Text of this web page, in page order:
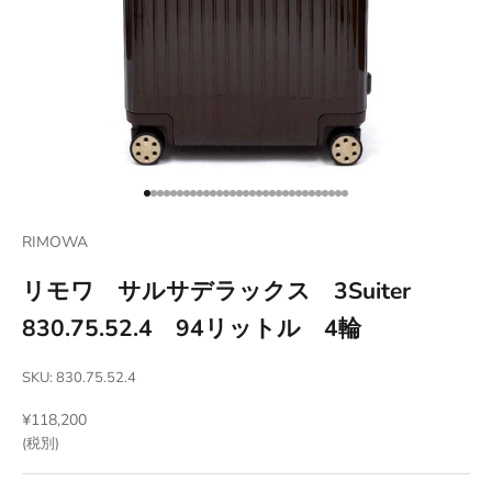
項目に移動する 1
項目に移動する 2
項目に移動する 3
項目に移動する 4
項目に移動する 5
項目に移動する 6
項目に移動する 7
項目に移動する 8
項目に移動する 9
項目に移動する 10
項目に移動する 11
項目に移動する 12
項目に移動する 13
項目に移動する 14
項目に移動する 15
項目に移動する 16
項目に移動する 17
項目に移動する 18
項目に移動する 19
項目に移動する 20
項目に移動する 21
項目に移動する 22
項目に移動する 23
項目に移動する 24
項目に移動する 25
項目に移動する 26
項目に移動する 27
項目に移動する 28
項目に移動する 29
項目に移動する 30
項目に移動する 31
RIMOWA
リモワ サルサデラックス 3Suiter
830.75.52.4 94リットル 4輪
SKU: 830.75.52.4
セール価格
¥118,200
(税別)